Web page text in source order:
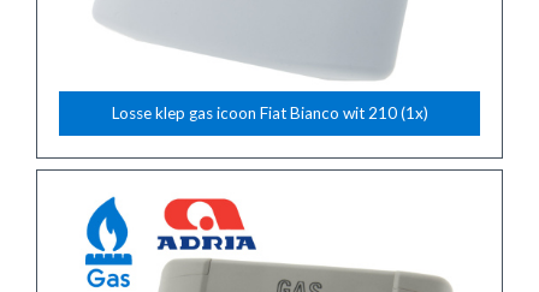
Losse klep gas icoon Fiat Bianco wit 210 (1x)